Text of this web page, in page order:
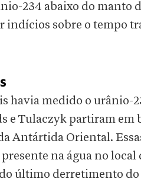
234 abaixo do manto
indícios sobre o tempo
havia medido o urânio-
e Tulaczyk partiram em
Antártida Oriental.
na água no local
último derretimento